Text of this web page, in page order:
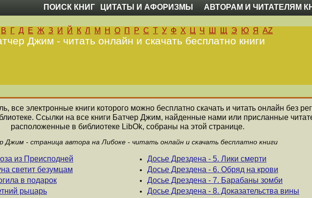
ПОИСК КНИГ ЦИТАТЫ И АФОРИЗМЫ АВТОРАМ И ЧИТАТЕЛЯМ
В Г Д Е Ж З И Й К Л М Н О П Р С Т У Ф Х Ц Ч Ш Щ Э Ю Я AZ
Джим - читать онлайн и скачать бесплатно книги
все электронные книги которого можно бесплатно скачать и читать онлайн без
Ссылки на все книги Батчер Джим, найденные нами или присланные
расположенные в библиотеке LibOk, собраны на этой странице.
Джим - страница автора на Либоке - читать онлайн и скачать бесплатно книги
из Преисподней
светит безумцам
в подарок
рыцарь
Досье Дрездена - 5. Лики смерти
Досье Дрездена - 6. Обряд на крови
Досье Дрездена - 7. Барабаны зомби
Досье Дрездена - 8. Доказательства вины